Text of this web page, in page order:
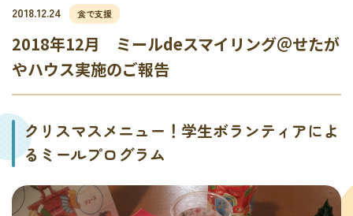
2018.12.24 食で支援
2018年12月 ミールdeスマイリング＠せたが
やハウス実施のご報告
クリスマスメニュー！学生ボランティアによ
るミールプログラム